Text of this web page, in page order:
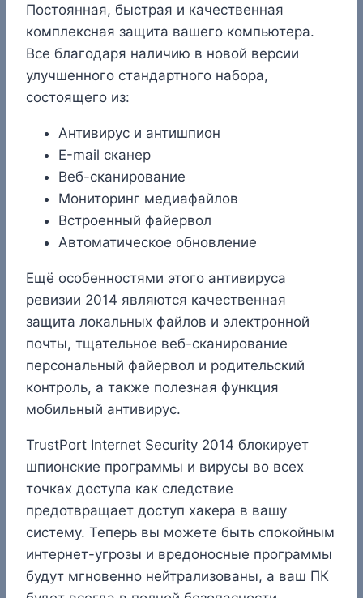
Постоянная, быстрая и качественная
комплексная защита вашего компьютера.
Все благодаря наличию в новой версии
улучшенного стандартного набора,
состоящего из:
Антивирус и антишпион
Е-mail сканер
Веб-сканирование
Мониторинг медиафайлов
Встроенный файервол
Автоматическое обновление
Ещё особенностями этого антивируса
ревизии 2014 являются качественная
защита локальных файлов и электронной
почты, тщательное веб-сканирование
персональный файервол и родительский
контроль, а также полезная функция
мобильный антивирус.
TrustPort Internet Security 2014 блокирует
шпионские программы и вирусы во всех
точках доступа как следствие
предотвращает доступ хакера в вашу
систему. Теперь вы можете быть спокойным
интернет-угрозы и вредоносные программы
будут мгновенно нейтрализованы, а ваш ПК